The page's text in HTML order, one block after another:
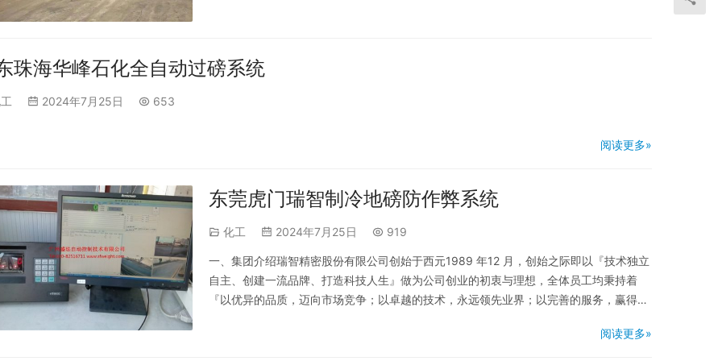
珠海华峰石化全自动过磅系统
2024年7月25日 653
阅读更多»
东莞虎门瑞智制冷地磅防作弊系统
化工 2024年7月25日 919
一、集团介绍瑞智精密股份有限公司创始于西元1989 年12 月，创始之际即以『技术独立
自主、创建一流品牌、打造科技人生』做为公司创业的初衷与理想，全体员工均秉持着
『以优异的品质，迈向市场竞争；以卓越的技术，永远领先业界；以完善的服务，赢得客
链的知名供应商』作为企业经营方针。 在经历20年的经营瑞智精密获得具有相当经济规
阅读更多»